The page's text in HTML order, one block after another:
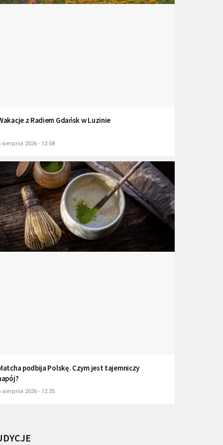
z Radiem Gdańsk w Luzinie
sierpnia 2026 - 12:58
podbija Polskę. Czym jest tajemniczy
sierpnia 2026 - 12:35